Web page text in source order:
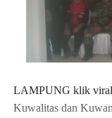
LAMPUNG klik
Kuwalitas dan